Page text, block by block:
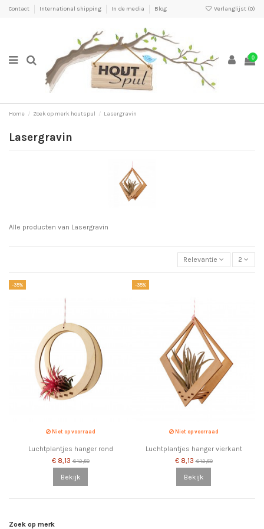
Contact International shipping In de media Blog Verlanglijst (0)
0
Home Zoek op merk houtspul Lasergravin
Lasergravin
Alle producten van Lasergravin
Relevantie 2
-35%
Niet op voorraad
Luchtplantjes hanger rond
€ 8,13€ 12,50
Bekijk
-35%
Niet op voorraad
Luchtplantjes hanger vierkant
€ 8,13€ 12,50
Bekijk
Zoek op merk